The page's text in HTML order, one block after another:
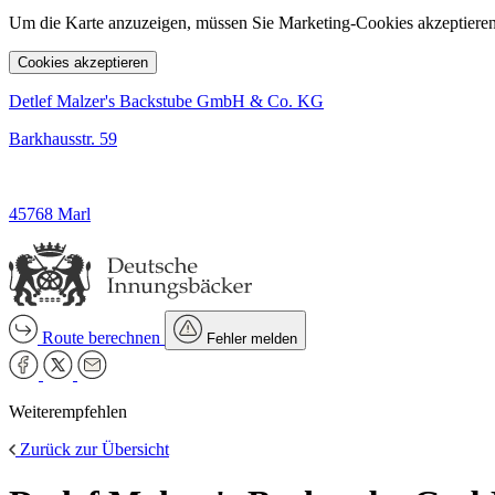
Um die Karte anzuzeigen, müssen Sie Marketing-Cookies
Cookies akzeptieren
Detlef Malzer's Backstube GmbH & Co. KG
Barkhausstr. 59
45768 Marl
Route berechnen Fehler melden
Weiterempfehlen
Zurück zur Übersicht